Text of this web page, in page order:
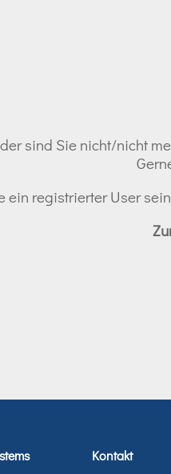
sind Sie nicht/nicht
ein registrierter User
Kontakt